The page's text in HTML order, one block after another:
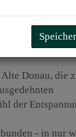
grünen
Donau, die
der
- in nur